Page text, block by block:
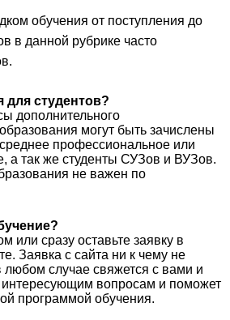
обучения от поступления до
в данной рубрике часто
для студентов?
дополнительного
могут быть зачислены
профессиональное или
а так же студенты СУЗов и ВУЗов.
не важен по
или сразу оставьте заявку в
Заявка с сайта ни к чему не
любом случае свяжется с вами и
интересующим вопросам и поможет
программой обучения.